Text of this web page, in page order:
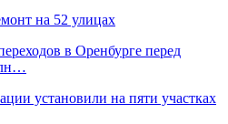
на 52 улицах
в Оренбурге перед
установили на пяти участках